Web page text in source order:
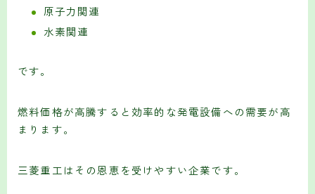
原子力関連
水素関連
です。
燃料価格が高騰すると効率的な発電設備への需要が高
まります。
三菱重工はその恩恵を受けやすい企業です。